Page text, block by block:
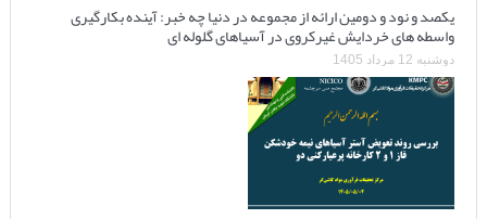
یکصد و نود و دومین ارائه از مجموعه در دنیا چه خبر: آینده بکارگیری
واسطه های خردایش غیرکروی در آسیاهای گلوله ای
دوشنبه 12 مرداد 1405